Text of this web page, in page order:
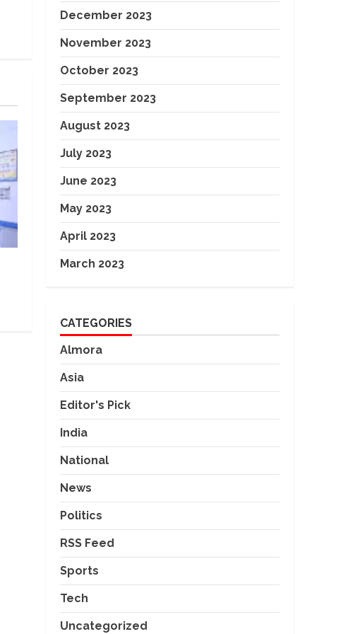
December 2023
November 2023
October 2023
September 2023
August 2023
July 2023
June 2023
May 2023
April 2023
March 2023
CATEGORIES
Almora
Asia
Editor's Pick
India
National
News
Politics
RSS Feed
Sports
Tech
Uncategorized